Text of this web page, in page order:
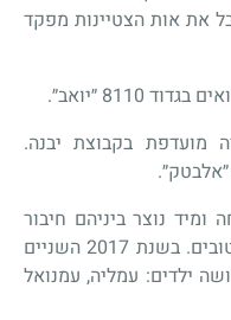
את אות הצטיינות מפקד
״יואב״.
מועדפת בקבוצת יבנה.
נוצר ביניהם חיבור
מיוחד והם הפכו לזוג ולחברים הכי טובים. בשנת 2017 השניים
ילדים: עמליה, עמנואל